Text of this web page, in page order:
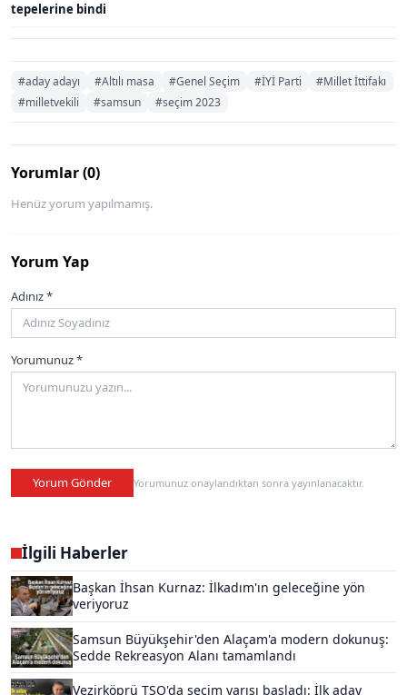
tepelerine bindi
#aday adayı #Altılı masa #Genel Seçim #İYİ Parti
#Millet İttifakı
#milletvekili
#samsun #seçim 2023
Yorumlar (0)
Henüz yorum yapılmamış.
Yorum Yap
Adınız *
Yorumunuz *
Yorum Gönder Yorumunuz onaylandıktan sonra yayınlanacaktır.
İlgili Haberler
Başkan İhsan Kurnaz: İlkadım'ın geleceğine yön
veriyoruz
Samsun Büyükşehir'den Alaçam'a modern dokunuş:
Sedde Rekreasyon Alanı tamamlandı
Vezirköprü TSO'da seçim yarışı başladı: İlk aday